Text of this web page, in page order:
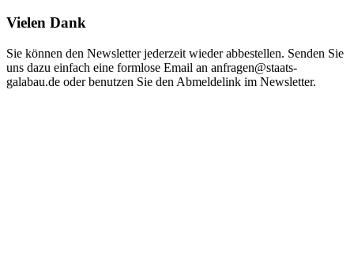
Vielen Dank
Sie können den Newsletter jederzeit wieder abbestellen. Senden Sie
uns dazu einfach eine formlose Email an anfragen@staats-
galabau.de oder benutzen Sie den Abmeldelink im Newsletter.